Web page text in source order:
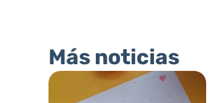
Más noticias